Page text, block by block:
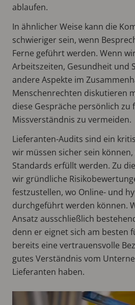
ablaufen.
In ähnlicher Weise kann die
schwieriger sein, wenn
Ferne geführt werden. Wenn
Arbeitszeiten, Gesundheit und
andere Aspekte im
Menschenrechten diskutieren
diese Gespräche persönlich zu
Missverständnis zu vermeiden.
Lieferanten-Audits sind ein
wir müssen sicher sein
Standards erfüllt werden. Zu
wir gründliche
festzustellen, wo Online- und
durchgeführt werden können.
Ansatz ausschließlich
denn er eignet sich am besten
bereits eine vertrauensvolle
gutes Verständnis vom
Lieferanten haben.